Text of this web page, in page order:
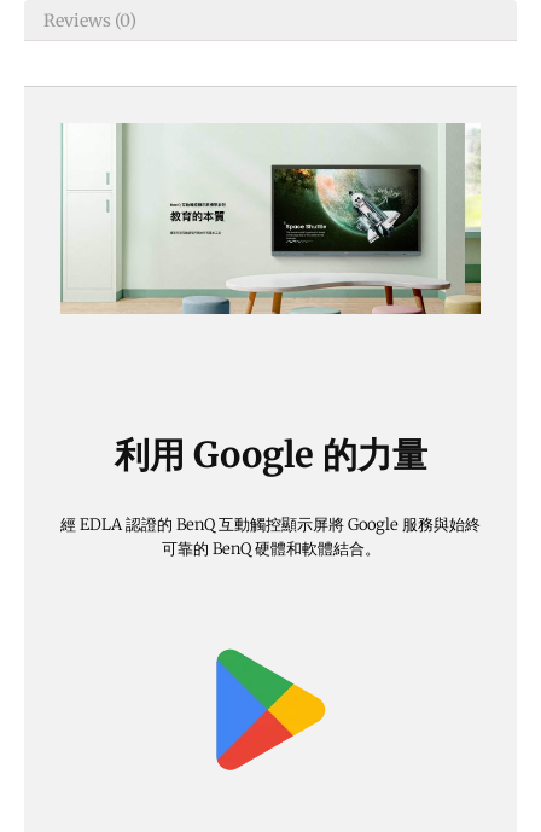
Reviews (0)
利用 Google 的力量
經 EDLA 認證的 BenQ 互動觸控顯示屏將 Google 服務與始終
可靠的 BenQ 硬體和軟體結合。